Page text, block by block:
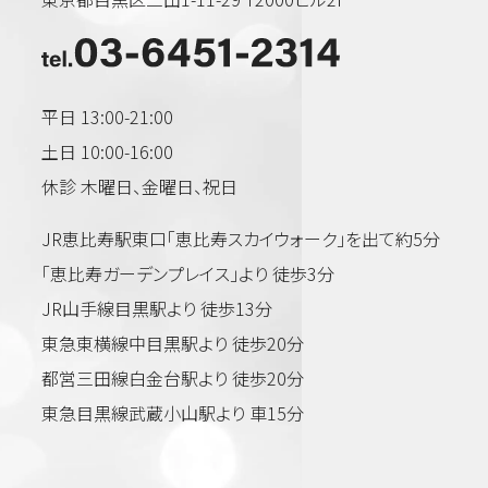
平日 13:00-21:00
土日 10:00-16:00
休診 木曜日、金曜日、祝日
JR恵比寿駅東口「恵比寿スカイウォーク」を出て約5分
「恵比寿ガーデンプレイス」より 徒歩3分
JR山手線目黒駅より 徒歩13分
東急東横線中目黒駅より 徒歩20分
都営三田線白金台駅より 徒歩20分
東急目黒線武蔵小山駅より 車15分